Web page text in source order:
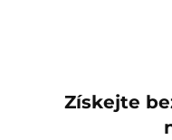
Získejte